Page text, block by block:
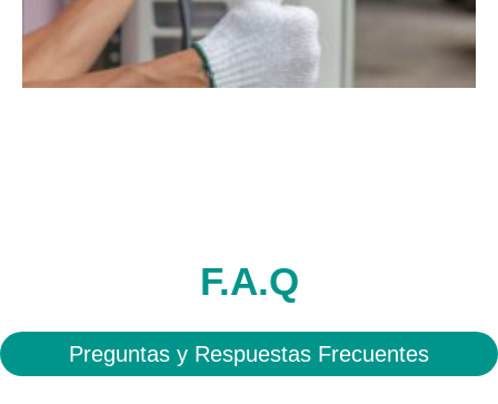
F.A.Q
Preguntas y Respuestas Frecuentes